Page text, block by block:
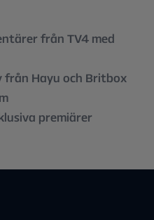
från TV4 med
från Hayu och Britbox
premiärer